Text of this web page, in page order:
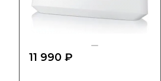
11 990 ₽